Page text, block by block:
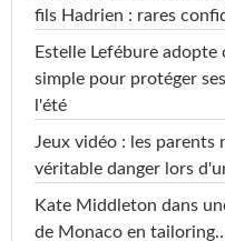
fils Hadrien : rares
Estelle Lefébure
simple pour protéger
l'été
Jeux vidéo : les parents
véritable danger lors
Kate Middleton dans
de Monaco en